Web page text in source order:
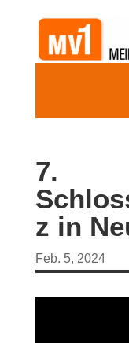
7.
z in
Feb. 5, 2024